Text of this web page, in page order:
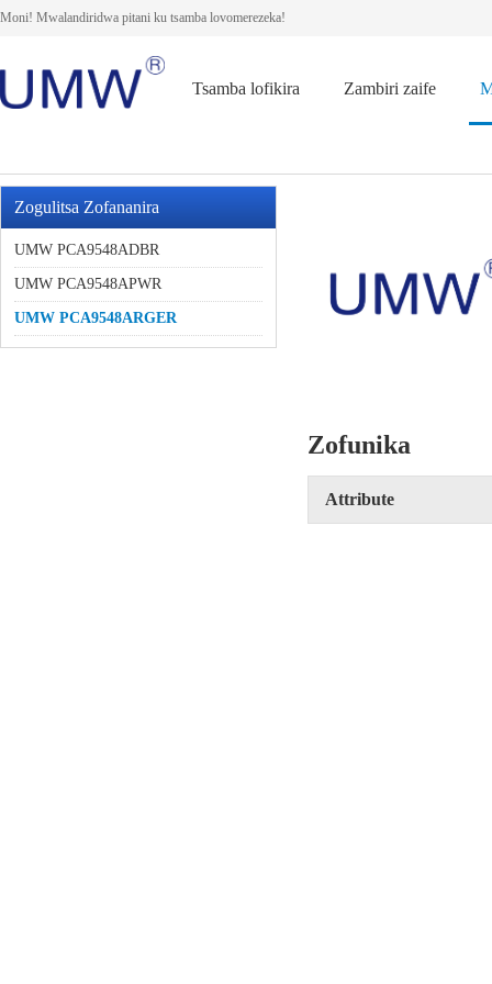
Moni! Mwalandiridwa pitani ku tsamba lovomerezeka!
Tsamba lofikira Zambiri zaife
Zogulitsa Zofananira
UMW PCA9548ADBR
UMW PCA9548APWR
UMW PCA9548ARGER
Zofunika
Attribute